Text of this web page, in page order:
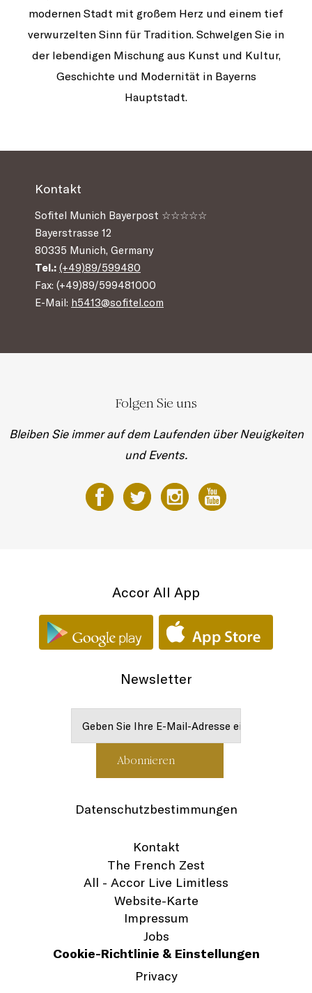
modernen Stadt mit großem Herz und einem tief
verwurzelten Sinn für Tradition. Schwelgen Sie in
der lebendigen Mischung aus Kunst und Kultur,
Geschichte und Modernität in Bayerns
Hauptstadt.
Kontakt
Sofitel Munich Bayerpost ☆☆☆☆☆
Bayerstrasse 12
80335 Munich, Germany
Tel.: (+49)89/599480
Fax: (+49)89/599481000
E-Mail: h5413@sofitel.com
Folgen Sie uns
Bleiben Sie immer auf dem Laufenden über Neuigkeiten
und Events.
Accor All App
Newsletter
Datenschutzbestimmungen
Kontakt
The French Zest
All - Accor Live Limitless
Website-Karte
Impressum
Jobs
Cookie-Richtlinie & Einstellungen
Privacy